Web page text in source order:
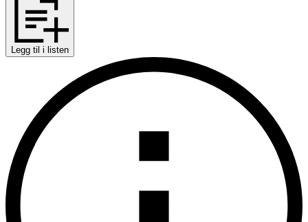
Legg til i listen